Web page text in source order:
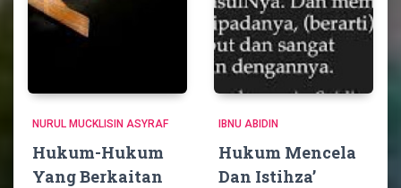
NURUL MUCKLISIN ASYRAF
Hukum-Hukum
Yang Berkaitan
IBNU ABIDIN
Hukum Mencela
Dan Istihza’